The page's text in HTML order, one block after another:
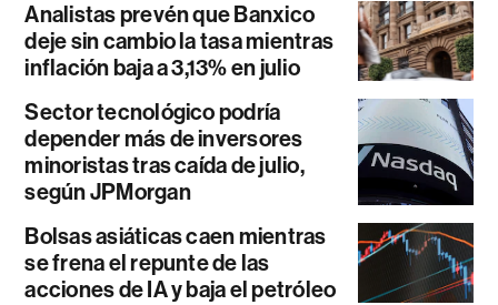
Analistas prevén que Banxico
deje sin cambio la tasa mientras
inflación baja a 3,13% en julio
Sector tecnológico podría
depender más de inversores
minoristas tras caída de julio,
según JPMorgan
Bolsas asiáticas caen mientras
se frena el repunte de las
acciones de IA y baja el petróleo